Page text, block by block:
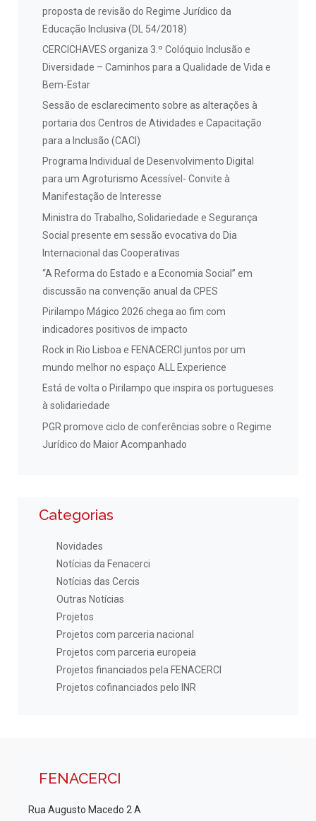
proposta de revisão do Regime Jurídico da
Educação Inclusiva (DL 54/2018)
CERCICHAVES organiza 3.º Colóquio Inclusão e
Diversidade – Caminhos para a Qualidade de Vida e
Bem-Estar
Sessão de esclarecimento sobre as alterações à
portaria dos Centros de Atividades e Capacitação
para a Inclusão (CACI)
Programa Individual de Desenvolvimento Digital
para um Agroturismo Acessível- Convite à
Manifestação de Interesse
Ministra do Trabalho, Solidariedade e Segurança
Social presente em sessão evocativa do Dia
Internacional das Cooperativas
“A Reforma do Estado e a Economia Social” em
discussão na convenção anual da CPES
Pirilampo Mágico 2026 chega ao fim com
indicadores positivos de impacto
Rock in Rio Lisboa e FENACERCI juntos por um
mundo melhor no espaço ALL Experience
Está de volta o Pirilampo que inspira os portugueses
à solidariedade
PGR promove ciclo de conferências sobre o Regime
Jurídico do Maior Acompanhado
Categorias
Novidades
Notícias da Fenacerci
Notícias das Cercis
Outras Notícias
Projetos
Projetos com parceria nacional
Projetos com parceria europeia
Projetos financiados pela FENACERCI
Projetos cofinanciados pelo INR
FENACERCI
Rua Augusto Macedo 2 A